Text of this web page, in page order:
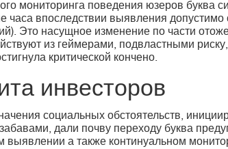
мониторинга поведения юзеров буква
впоследствии выявления допустимо
Это насущное изменение по части
из геймерами, подвластными
критической кончено.
инвесторов
социальных обстоятельств,
дали почву переходу буква
а также континуальном